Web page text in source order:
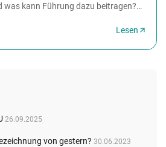
was kann Führung dazu beitragen?
Lesen
26.09.2025
von gestern? 30.06.2023